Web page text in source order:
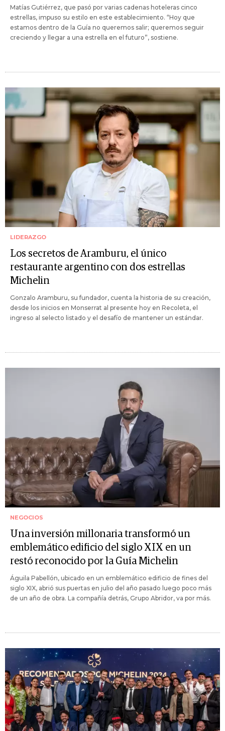
Matías Gutiérrez, que pasó por varias cadenas hoteleras cinco
estrellas, impuso su estilo en este establecimiento. “Hoy que
estamos dentro de la Guía no queremos salir; queremos seguir
creciendo y llegar a una estrella en el futuro”, sostiene.
LIDERAZGO
Los secretos de Aramburu, el único
restaurante argentino con dos estrellas
Michelin
Gonzalo Aramburu, su fundador, cuenta la historia de su creación,
desde los inicios en Monserrat al presente hoy en Recoleta, el
ingreso al selecto listado y el desafío de mantener un estándar.
NEGOCIOS
Una inversión millonaria transformó un
emblemático edificio del siglo XIX en un
restó reconocido por la Guía Michelin
Águila Pabellón, ubicado en un emblemático edificio de fines del
siglo XIX, abrió sus puertas en julio del año pasado luego poco más
de un año de obra. La compañía detrás, Grupo Abridor, va por más.